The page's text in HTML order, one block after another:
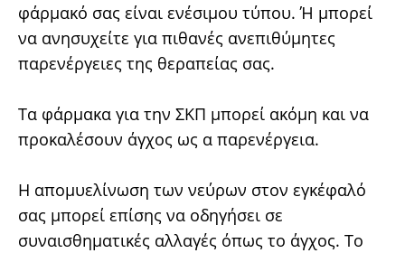
φάρμακό σας είναι ενέσιμου τύπου. Ή μπορεί
να ανησυχείτε για πιθανές ανεπιθύμητες
παρενέργειες της θεραπείας σας.
Τα φάρμακα για την ΣΚΠ μπορεί ακόμη και να
προκαλέσουν άγχος ως α παρενέργεια.
Η απομυελίνωση των νεύρων στον εγκέφαλό
σας μπορεί επίσης να οδηγήσει σε
συναισθηματικές αλλαγές όπως το άγχος. Το